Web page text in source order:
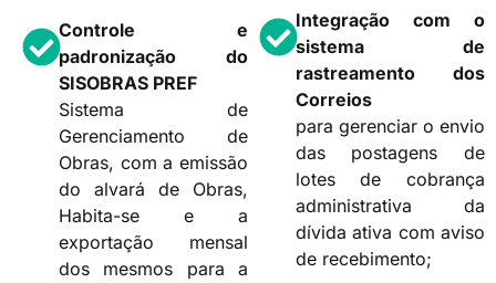
Controle e
padronização do
SISOBRAS PREF
Sistema de
Gerenciamento de
Obras, com a emissão
do alvará de Obras,
Habita-se e a
exportação mensal
dos mesmos para a
Integração com o
sistema de
rastreamento dos
Correios
para gerenciar o envio
das postagens de
lotes de cobrança
administrativa da
dívida ativa com aviso
de recebimento;